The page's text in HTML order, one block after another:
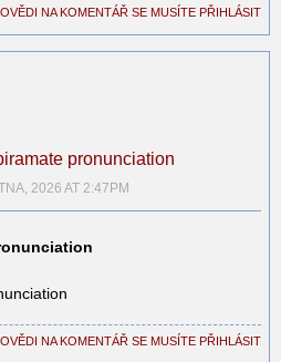
NA KOMENTÁŘ SE MUSÍTE PŘIHLÁSIT
pronunciation
2026 AT 2:47PM
NA KOMENTÁŘ SE MUSÍTE PŘIHLÁSIT